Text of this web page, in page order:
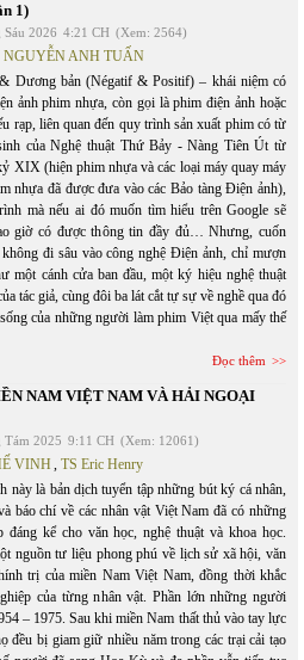
1)
Sáu 2026 4:21 CH (Xem: 2564)
ANH TUẤN
Dương bản (Négatif & Positif) – khái niệm có
ảnh phim nhựa, còn gọi là phim điện ảnh hoặc
rạp, liên quan đến quy trình sản xuất phim có từ
của Nghệ thuật Thứ Bảy - Nàng Tiên Út từ
XIX (hiện phim nhựa và các loại máy quay máy
nhựa đã được đưa vào các Bảo tàng Điện ảnh),
mà nếu ai đó muốn tìm hiểu trên Google sẽ
giờ có được thông tin đầy đủ… Nhưng, cuốn
không đi sâu vào công nghệ Điện ảnh, chỉ mượn
một cánh cửa ban đầu, một ký hiệu nghệ thuật
tác giả, cùng đôi ba lát cắt tự sự về nghề qua đó
của những người làm phim Việt qua mấy thế
Đọc thêm
NAM VIỆT NAM VÀ HẢI NGOẠI
Tám 2025 9:11 CH (Xem: 12061)
VINH, TS Eric Henry
này là bản dịch tuyển tập những bút ký cá nhân,
báo chí về các nhân vật Việt Nam đã có những
đáng kể cho văn học, nghệ thuật và khoa học.
nguồn tư liệu phong phú về lịch sử xã hội, văn
trị của miền Nam Việt Nam, đồng thời khắc
của từng nhân vật. Phần lớn những người
– 1975. Sau khi miền Nam thất thủ vào tay lực
đều bị giam giữ nhiều năm trong các trại cải tạo